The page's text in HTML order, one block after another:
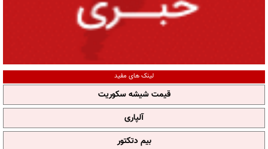
لینک های مفید
قیمت شیشه سکوریت
آلپاری
بیم دتکتور